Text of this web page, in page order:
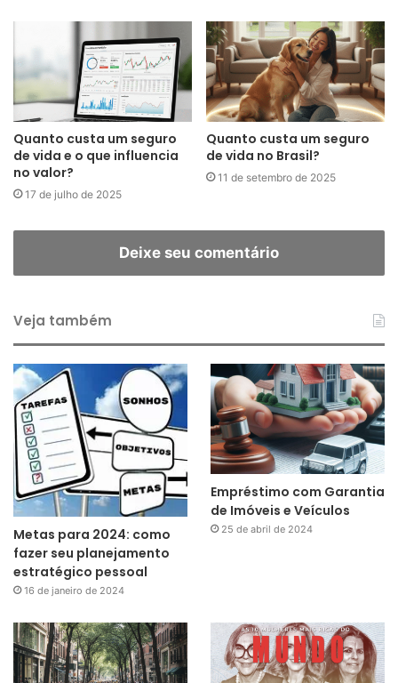
Quanto custa um seguro
de vida e o que influencia
no valor?
17 de julho de 2025
Quanto custa um seguro
de vida no Brasil?
11 de setembro de 2025
Deixe seu comentário
Veja também
Metas para 2024: como
fazer seu planejamento
estratégico pessoal
16 de janeiro de 2024
Empréstimo com Garantia
de Imóveis e Veículos
25 de abril de 2024